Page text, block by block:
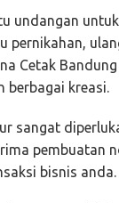
undangan
pernikahan,
Cetak
berbagai kreasi.
sangat
pembuatan
bisnis anda.